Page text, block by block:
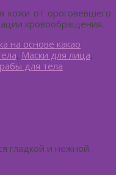
кожи от ороговевшего
кровообращения.
на основе какао
, Маски для лица,
для тела
гладкой и нежной.